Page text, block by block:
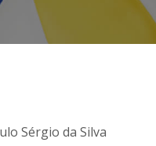
Sérgio da Silva